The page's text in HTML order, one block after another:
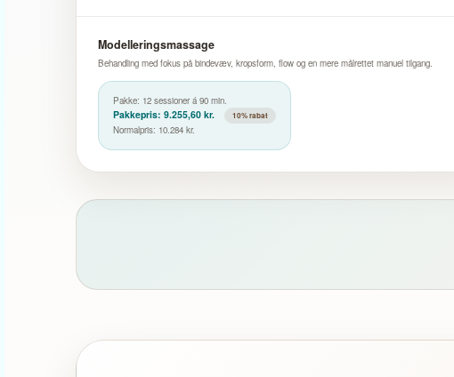
Modelleringsmassage
Behandling med fokus på bindevæv, kropsform, flow og en mere målrettet manuel tilgang.
Pakke: 12 sessioner á 90 min.
Pakkepris: 9.255,60 kr. 10% rabat
Normalpris: 10.284 kr.